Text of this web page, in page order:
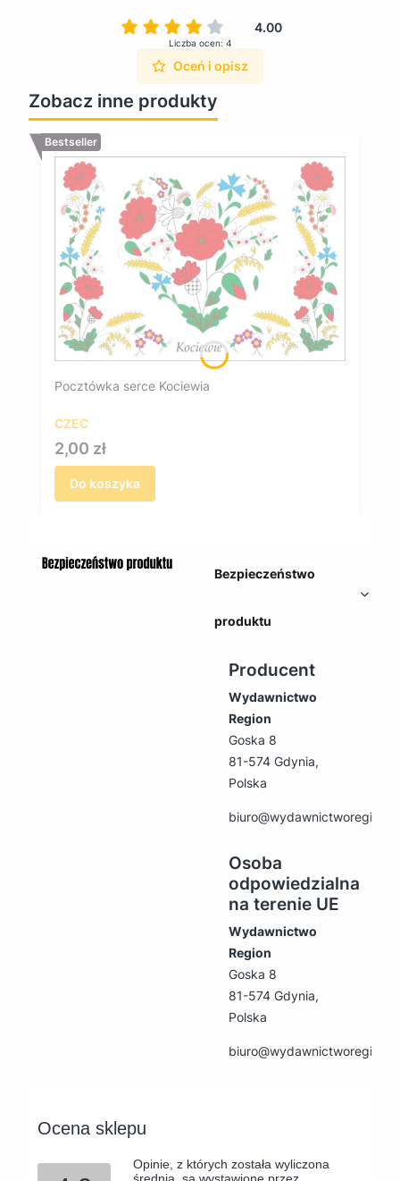
4.00
Liczba ocen: 4
Oceń i opisz
Zobacz inne produkty
Bestseller
Pocztówka serce Kociewia
CZEC
Cena
2,00 zł
Do koszyka
Bezpieczeństwo
produktu
Producent
Wydawnictwo
Region
Goska 8
81-574 Gdynia,
Polska
biuro@wydawnictworegion.pl
Osoba
odpowiedzialna
na terenie UE
Wydawnictwo
Region
Goska 8
81-574 Gdynia,
Polska
biuro@wydawnictworegion.pl
Ocena sklepu
Opinie, z których została wyliczona